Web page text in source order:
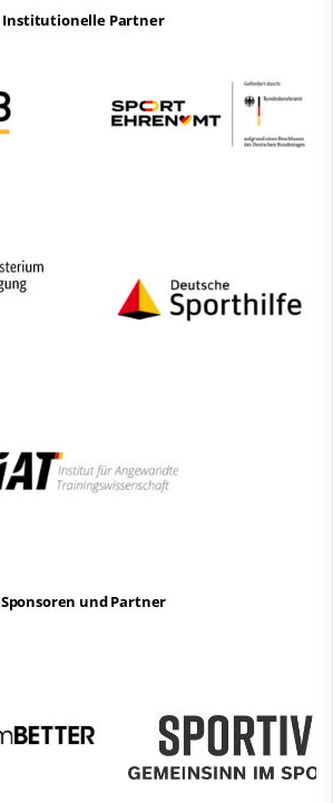
Institutionelle Partner
Sponsoren und Partner